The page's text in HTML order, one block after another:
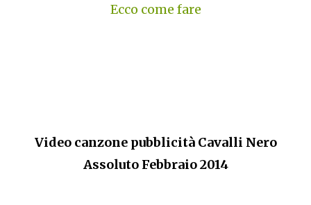
Ecco come fare
Video canzone pubblicità Cavalli Nero
Assoluto Febbraio 2014